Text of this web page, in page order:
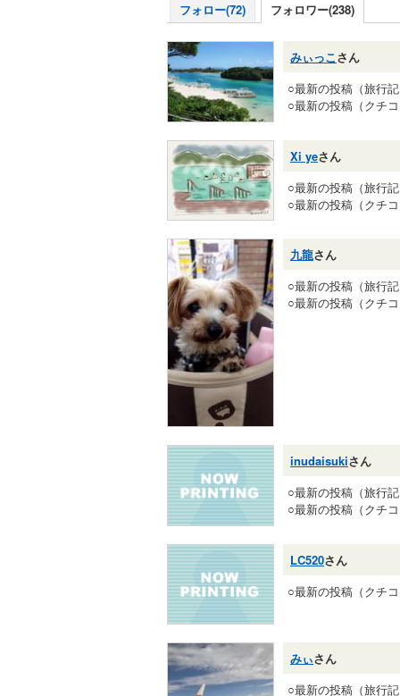
フォロー(72) フォロワー(238)
みぃっこさん
○最新の投稿（旅行記
○最新の投稿（クチコ
Xi yeさん
○最新の投稿（旅行記
○最新の投稿（クチコ
九龍さん
○最新の投稿（旅行記
○最新の投稿（クチコ
inudaisukiさん
○最新の投稿（旅行記
○最新の投稿（クチコ
LC520さん
○最新の投稿（クチコ
みぃさん
○最新の投稿（旅行記